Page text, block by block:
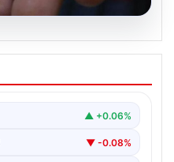
Nisan 2026: Altın
Gram, çeyrek,
▲ +0.06%
▼ -0.08%